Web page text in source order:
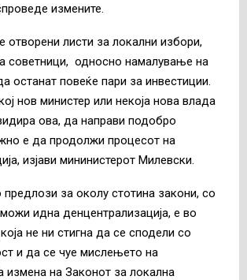
измените.
листи за локални избори,
советници, односно намалување на
останат повеќе пари за инвестиции.
нов министер или некоја нова влада
ова, да направи подобро
е да продолжи процесот на
изјави мининистерот Милевски.
за околу стотина закони, со
идна денцентрализација, е во
не ни стигна да се сподели со
и да се чуе мислењето на
измена на Законот за локална